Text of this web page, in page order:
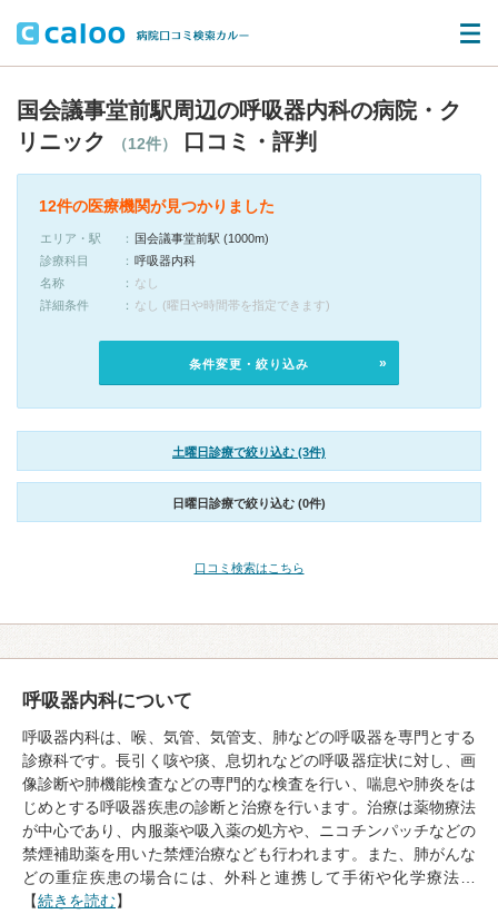
国会議事堂前駅周辺の呼吸器内科の病院・ク
リニック
（12件） 口コミ・評判
12件の医療機関が見つかりました
エリア・駅
国会議事堂前駅 (1000m)
診療科目
呼吸器内科
名称
なし
詳細条件
なし (曜日や時間帯を指定できます)
条件変更・絞り込み
土曜日診療で絞り込む (3件)
日曜日診療で絞り込む (0件)
口コミ検索はこちら
呼吸器内科について
呼吸器内科は、喉、気管、気管支、肺などの呼吸器を専門とする
診療科です。長引く咳や痰、息切れなどの呼吸器症状に対し、画
像診断や肺機能検査などの専門的な検査を行い、喘息や肺炎をは
じめとする呼吸器疾患の診断と治療を行います。治療は薬物療法
が中心であり、内服薬や吸入薬の処方や、ニコチンパッチなどの
禁煙補助薬を用いた禁煙治療なども行われます。また、肺がんな
どの重症疾患の場合には、外科と連携して手術や化学療法…
【続きを読む】